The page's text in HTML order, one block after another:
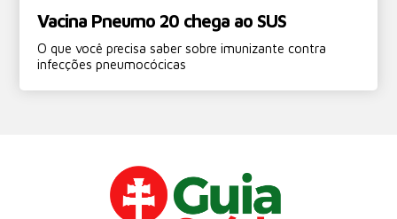
Vacina Pneumo 20 chega ao SUS
O que você precisa saber sobre imunizante contra
infecções pneumocócicas